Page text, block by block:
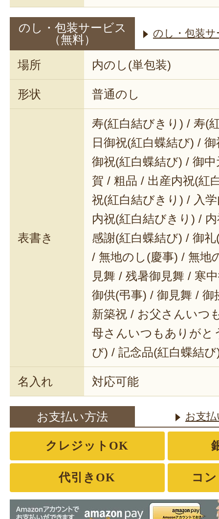
のし・包装サービス
（無料）
のし・包装
場所 内のし(単包装)
形状 普通のし
表書き
寿(紅白結びきり) / 寿(
日御祝(紅白蝶結び) /
御祝(紅白蝶結び) / 御
賀 / 粗品 / 出産内祝(紅
祝(紅白結びきり) / 入
内祝(紅白結びきり) /
感謝(紅白蝶結び) / 御
/ 無地のし(慶事) / 無地
見舞 / 残暑御見舞 / 寒
御供(弔事) / 御見舞 / 御
新築祝 / お父さんいつ
母さんいつもありがと
び) / 記念品(紅白蝶結び
名入れ 対応可能
お支払い方法 お支
クレジットOK
代引きOK コ